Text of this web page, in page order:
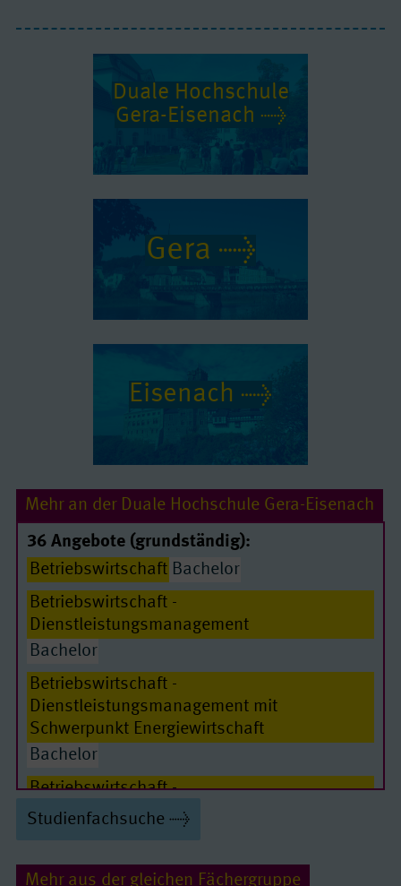
Duale Hochschule
Gera-Eisenach
Gera
Eisenach
Mehr an der Duale Hochschule Gera-Eisenach
36 Angebote (grundständig):
Betriebswirtschaft Bachelor
Betriebswirtschaft -
Dienstleistungsmanagement
Bachelor
Betriebswirtschaft -
Dienstleistungsmanagement mit
Schwerpunkt Energiewirtschaft
Bachelor
Betriebswirtschaft -
Digitalisierungsmanagement
Betriebswirtschaft - Handel Bachelor
Studienfachsuche
Mehr aus der gleichen Fächergruppe